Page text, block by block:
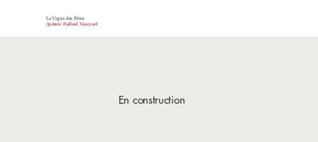
La Vigne des Pères
Aymeric Paillard Vineyard
En construction